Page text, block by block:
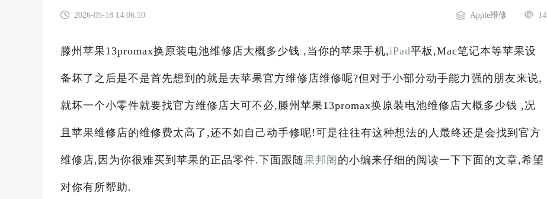
2026-05-18 14:06:10 14
Apple维修
滕州苹果13promax换原装电池维修店大概多少钱 ,当你的苹果手机,iPad平板,Mac笔记本等苹果设
备坏了之后是不是首先想到的就是去苹果官方维修店维修呢?但对于小部分动手能力强的朋友来说,
就坏一个小零件就要找官方维修店大可不必,滕州苹果13promax换原装电池维修店大概多少钱 ,况
且苹果维修店的维修费太高了,还不如自己动手修呢!可是往往有这种想法的人最终还是会找到官方
维修店,因为你很难买到苹果的正品零件.下面跟随果邦阁 的小编来仔细的阅读一下下面的文章,希望
对你有所帮助.